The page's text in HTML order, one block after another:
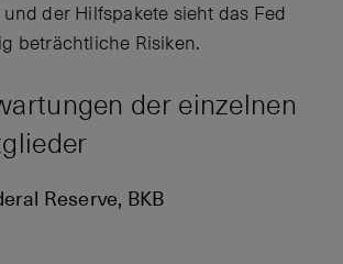
der Hilfspakete sieht das Fed
beträchtliche Risiken.
der einzelnen
Reserve, BKB